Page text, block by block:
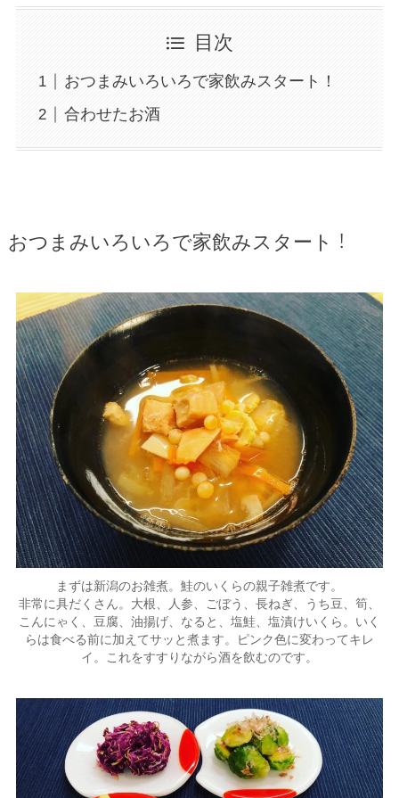
目次
おつまみいろいろで家飲みスタート！
合わせたお酒
おつまみいろいろで家飲みスタート！
まずは新潟のお雑煮。鮭のいくらの親子雑煮です。
非常に具だくさん。大根、人参、ごぼう、長ねぎ、うち豆、筍、
こんにゃく、豆腐、油揚げ、なると、塩鮭、塩漬けいくら。いく
らは食べる前に加えてサッと煮ます。ピンク色に変わってキレ
イ。これをすすりながら酒を飲むのです。